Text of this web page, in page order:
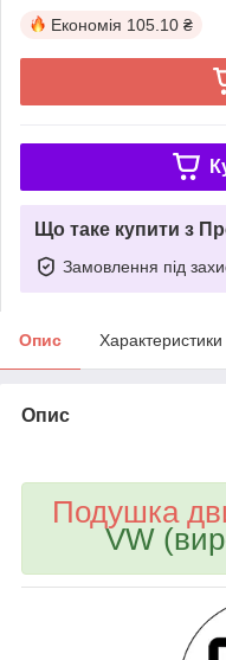
Економія 105.10 ₴
Що таке купити з
Замовлення під
Опис Характеристики
Опис
Подушка
VW